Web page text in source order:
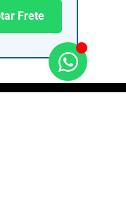
Frete